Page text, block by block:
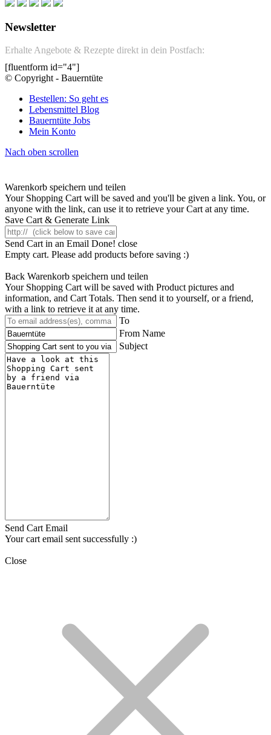
Newsletter
Erhalte Angebote & Rezepte direkt in dein Postfach:
[fluentform id="4"]
© Copyright - Bauerntüte
Bestellen: So geht es
Lebensmittel Blog
Bauerntüte Jobs
Mein Konto
Nach oben scrollen
Warenkorb speichern und teilen
Your Shopping Cart will be saved and you'll be given a link. You, or
anyone with the link, can use it to retrieve your Cart at any time.
Save Cart & Generate Link
Send Cart in an Email Done! close
Empty cart. Please add products before saving :)
Back Warenkorb speichern und teilen
Your Shopping Cart will be saved with Product pictures and
information, and Cart Totals. Then send it to yourself, or a friend,
with a link to retrieve it at any time.
To
From Name
Subject
Send Cart Email
Your cart email sent successfully :)
Close